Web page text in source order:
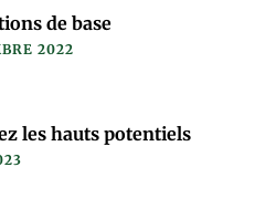
de base
2022
les hauts potentiels